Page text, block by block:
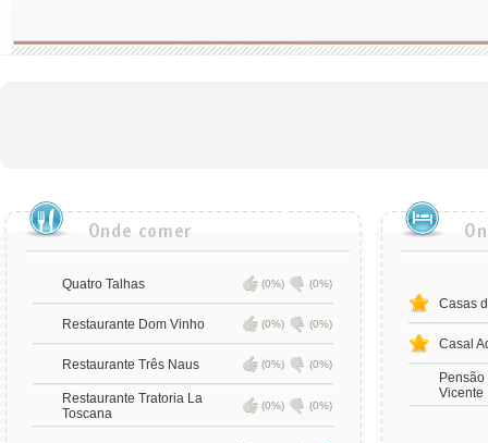
Quatro Talhas (0%) (0%)
Restaurante Dom Vinho (0%) (0%)
Restaurante Três Naus (0%) (0%)
Restaurante Tratoria La
Toscana
(0%) (0%)
Casas
Casal
Vicente